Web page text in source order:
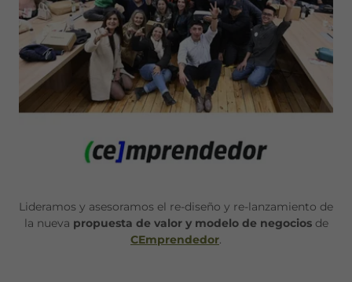
Lideramos y asesoramos el re-diseño y re-lanzamiento de
la nueva propuesta de valor y modelo de negociosde
CEmprendedor.